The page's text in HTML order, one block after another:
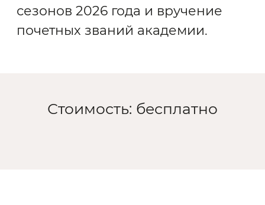
сезонов 2026 года и вручение
почетных званий академии.
Стоимость: бесплатно